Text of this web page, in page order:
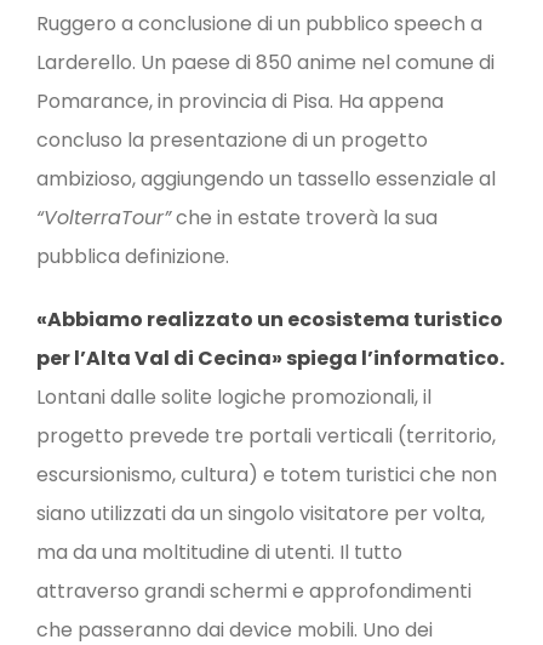
Ruggero a conclusione di un pubblico speech a
Larderello. Un paese di 850 anime nel comune di
Pomarance, in provincia di Pisa. Ha appena
concluso la presentazione di un progetto
ambizioso, aggiungendo un tassello essenziale al
“VolterraTour”che in estate troverà la sua
pubblica definizione.
«Abbiamo realizzato un ecosistema turistico
per l’Alta Val di Cecina» spiega l’informatico.
Lontani dalle solite logiche promozionali, il
progetto prevede tre portali verticali (territorio,
escursionismo, cultura) e totem turistici che non
siano utilizzati da un singolo visitatore per volta,
ma da una moltitudine di utenti. Il tutto
attraverso grandi schermi e approfondimenti
che passeranno dai device mobili. Uno dei